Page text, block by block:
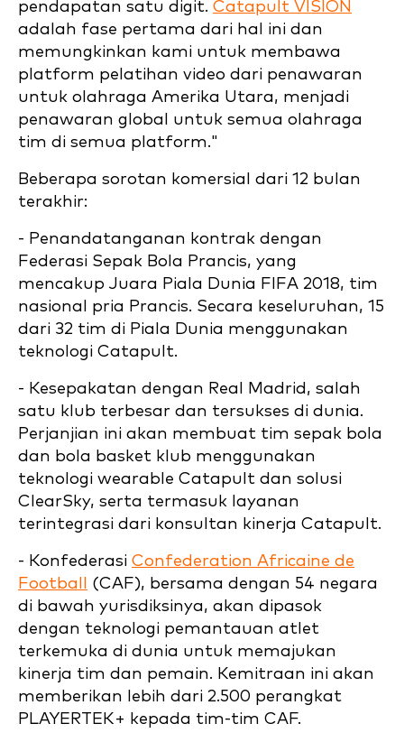
pendapatan satu digit. Catapult VISION
adalah fase pertama dari hal ini dan
memungkinkan kami untuk membawa
platform pelatihan video dari penawaran
untuk olahraga Amerika Utara, menjadi
penawaran global untuk semua olahraga
tim di semua platform."
Beberapa sorotan komersial dari 12 bulan
terakhir:
- Penandatanganan kontrak dengan
Federasi Sepak Bola Prancis, yang
mencakup Juara Piala Dunia FIFA 2018, tim
nasional pria Prancis. Secara keseluruhan, 15
dari 32 tim di Piala Dunia menggunakan
teknologi Catapult.
- Kesepakatan dengan Real Madrid, salah
satu klub terbesar dan tersukses di dunia.
Perjanjian ini akan membuat tim sepak bola
dan bola basket klub menggunakan
teknologi wearable Catapult dan solusi
ClearSky, serta termasuk layanan
terintegrasi dari konsultan kinerja Catapult.
- Konfederasi Confederation Africaine de
Football
(CAF), bersama dengan 54 negara
di bawah yurisdiksinya, akan dipasok
dengan teknologi pemantauan atlet
terkemuka di dunia untuk memajukan
kinerja tim dan pemain. Kemitraan ini akan
memberikan lebih dari 2.500 perangkat
PLAYERTEK+ kepada tim-tim CAF.